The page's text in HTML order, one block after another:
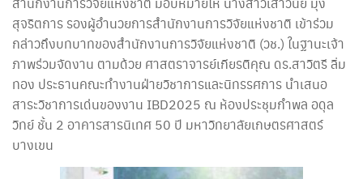
สุจริตการ รองผู้อำนวยการสำนักงานการวิจัยแห่งชาติ เข้าร่วม
กล่าวถึงบทบาทของสำนักงานการวิจัยแห่งชาติ (วช.) ในฐานะเจ้า
ภาพร่วมจัดงาน ตามด้วย ศาสตราจารย์เกียรติคุณ ดร.สาวิตรี ลิ่ม
ทอง ประธานคณะทำงานฝ่ายวิชาการและนิทรรศการ นำเสนอ
สาระวิชาการเด่นของงาน IBD2025 ณ ห้องประชุมกำพล อดุล
วิทย์ ชั้น 2 อาคารสารนิเทศ 50 ปี มหาวิทยาลัยเกษตรศาสตร์
บางเขน